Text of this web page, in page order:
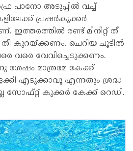
പാനോ അടുപ്പിൽ വച്ച്
പ്രഷർകുക്കർ
രണ്ട് മിനിറ്റ് തീ
തീ കുറയ്ക്കണം. ചെറിയ ചൂടിൽ
വരെ വേവിച്ചെടുക്കണം.
ശേഷം മാത്രമേ കേക്ക്
എടുക്കാവൂ എന്നതും ശ്രദ്ധ
സോഫ്റ്റ് കുക്ക‍ർ കേക്ക് റെഡി.